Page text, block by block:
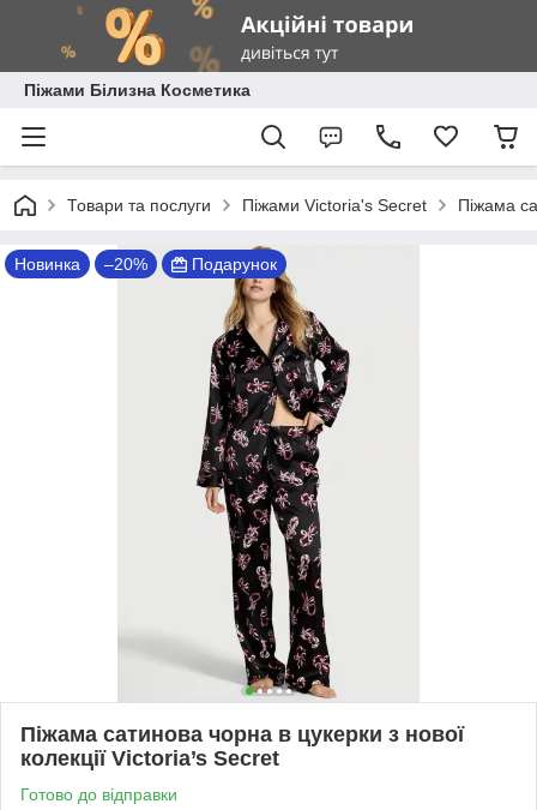
Піжами Білизна Косметика
Товари та послуги Піжами Victoria's Secret Піжама
Новинка –20% Подарунок
Піжама сатинова чорна в цукерки з нової
колекції Victoria’s Secret
Готово до відправки